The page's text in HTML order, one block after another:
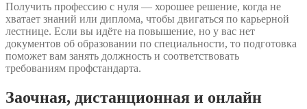
Получить профессию с нуля — хорошее решение, когда не
хватает знаний или диплома, чтобы двигаться по карьерной
лестнице. Если вы идёте на повышение, но у вас нет
документов об образовании по специальности, то подготовка
поможет вам занять должность и соответствовать
требованиям профстандарта.
Заочная, дистанционная и онлайн